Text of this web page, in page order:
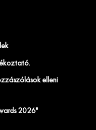
elleni
2026"